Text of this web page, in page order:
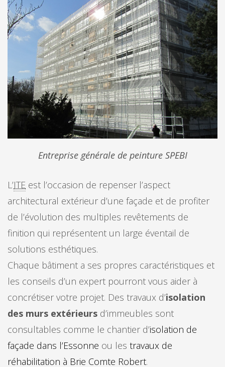
Entreprise générale de peinture SPEBI
L’ITE est l’occasion de repenser l’aspect
architectural extérieur d’une façade et de profiter
de l’évolution des multiples revêtements de
finition qui représentent un large éventail de
solutions esthétiques.
Chaque bâtiment a ses propres caractéristiques et
les conseils d’un expert pourront vous aider à
concrétiser votre projet. Des travaux d’isolation
des murs extérieurs d’immeubles sont
consultables comme le chantier d’isolation de
façade dans l’Essonne ou les travaux de
réhabilitation à Brie Comte Robert.